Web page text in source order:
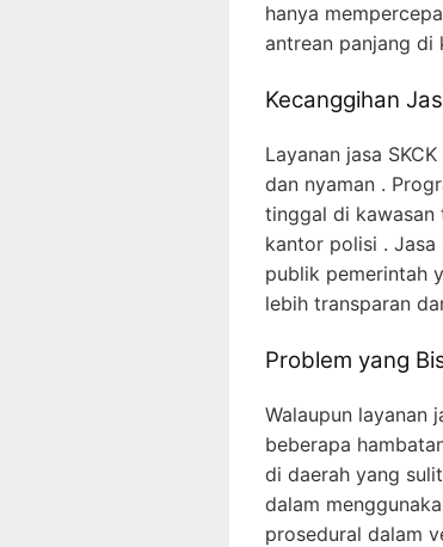
hanya
antrean panjang di
Kecanggihan
Layanan jasa
dan nyaman .
tinggal di kawasan
kantor polisi .
publik pemerintah
lebih transparan
Problem yang
Walaupun layanan
beberapa
di daerah yang
dalam
prosedural dalam